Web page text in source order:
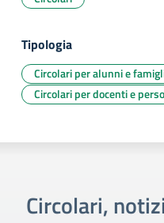
Tipologia
Circolari per alunni e
Circolari per docenti e
Circolari,